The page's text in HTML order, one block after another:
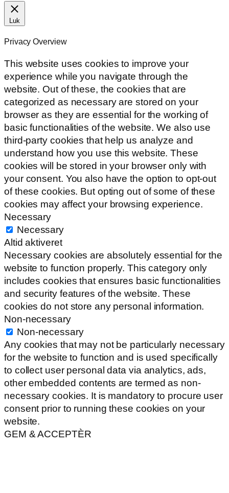
Luk
Privacy Overview
This website uses cookies to improve your
experience while you navigate through the
website. Out of these, the cookies that are
categorized as necessary are stored on your
browser as they are essential for the working of
basic functionalities of the website. We also use
third-party cookies that help us analyze and
understand how you use this website. These
cookies will be stored in your browser only with
your consent. You also have the option to opt-out
of these cookies. But opting out of some of these
cookies may affect your browsing experience.
Necessary
Necessary
Altid aktiveret
Necessary cookies are absolutely essential for the
website to function properly. This category only
includes cookies that ensures basic functionalities
and security features of the website. These
cookies do not store any personal information.
Non-necessary
Non-necessary
Any cookies that may not be particularly necessary
for the website to function and is used specifically
to collect user personal data via analytics, ads,
other embedded contents are termed as non-
necessary cookies. It is mandatory to procure user
consent prior to running these cookies on your
website.
GEM & ACCEPTÈR